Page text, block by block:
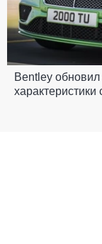
Bentley обновил